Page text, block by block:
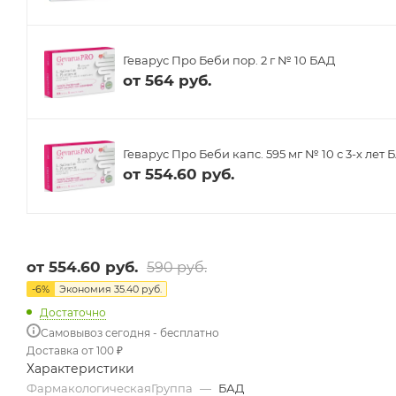
Геварус Про Беби пор. 2 г № 10 БАД
от 564 руб.
Геварус Про Беби капс. 595 мг № 10 с 3-х лет
от 554.60 руб.
от 554.60 руб. 590 руб.
-6% Экономия 35.40 руб.
Достаточно
Самовывоз сегодня - бесплатно
Доставка от 100 ₽
Характеристики
ФармакологическаяГруппа — БАД